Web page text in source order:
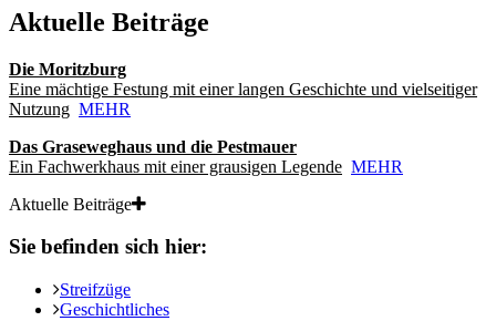
Aktuelle Beiträge
Die Moritzburg
Eine mächtige Festung mit einer langen Geschichte und vielseitiger
Nutzung MEHR
Das Graseweghaus und die Pestmauer
Ein Fachwerkhaus mit einer grausigen Legende MEHR
Aktuelle Beiträge
Sie befinden sich hier:
Streifzüge
Geschichtliches